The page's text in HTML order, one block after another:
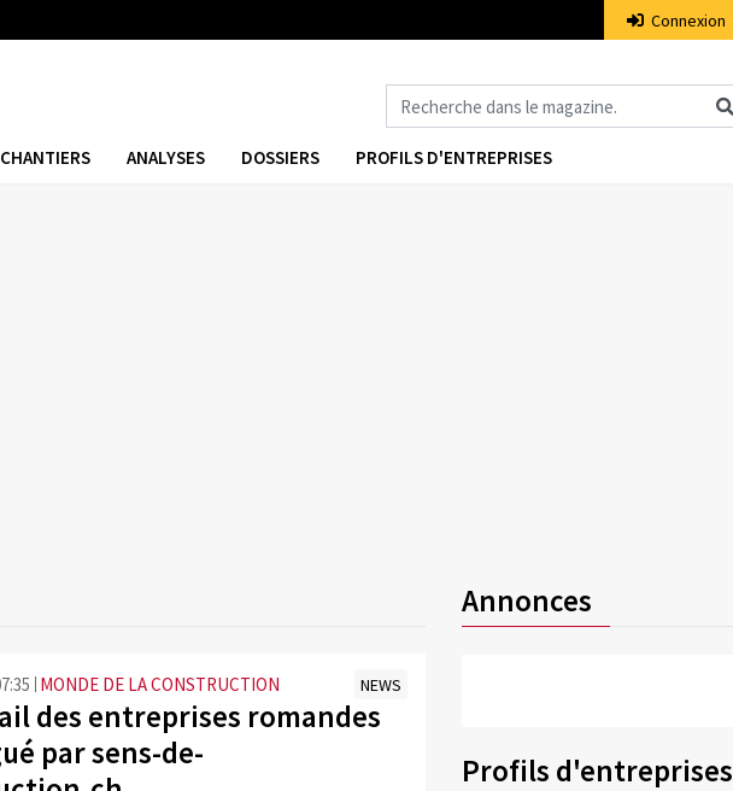
Connexion
CHANTIERS ANALYSES DOSSIERS PROFILS D'ENTREPRISES
MONDE DE LA CONSTRUCTION NEWS
des entreprises romandes
par sens-de-
Annonces
Profils d'entreprises